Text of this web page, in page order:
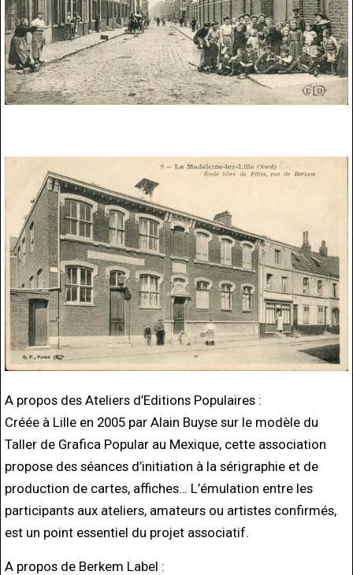
A propos des Ateliers d’Editions Populaires :
Créée à Lille en 2005 par Alain Buyse sur le modèle du
Taller de Grafica Popular au Mexique, cette association
propose des séances d’initiation à la sérigraphie et de
production de cartes, affiches… L’émulation entre les
participants aux ateliers, amateurs ou artistes confirmés,
est un point essentiel du projet associatif.
A propos de Berkem Label :